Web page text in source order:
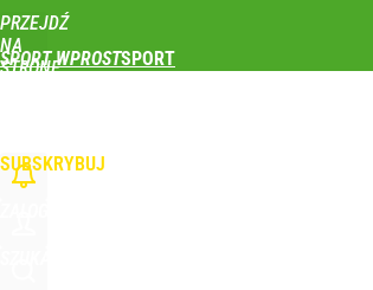
PRZEJDŹ
NA
STRONĘ
SPORT WPROST
SUBSKRYBUJ